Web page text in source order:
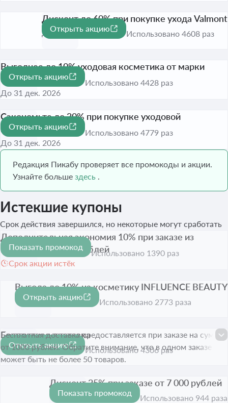
-60%
Дисконт до 60% при покупке ухода Valmont
До 31 дек. 2026
Открыть акцию
Использовано 4608 раз
-10%
Выгоднее до 10% уходовая косметика от марки
ELEMIS
До 31 дек. 2026
Открыть акцию
Использовано 4428 раз
-30%
Сэкономьте до 30% при покупке уходовой
косметики Caudalie
До 31 дек. 2026
Открыть акцию
Использовано 4779 раз
Редакция Пикабу проверяет все промокоды и акции.
Узнайте больше здесь .
Истекшие купоны
Срок действия завершился, но некоторые могут сработать
-10%
Дополнительная экономия 10% при заказе из
подборки от 4000 рублей
Срок акции истёк
Показать промокод
Использовано 1390 раз
-10%
Выгода до 10% на косметику INFLUENCE BEAUTY
Срок акции истёк
Открыть акцию
Использовано 2773 раза
Бесплатная доставка
Срок акции истёк
Бесплатная доставка предоставляется при заказе на сумму
от 1000 рублей. Обратите внимание, что в одном заказе
может быть не более 50 товаров.
Открыть акцию
Использовано 4306 раз
-25%
Дисконт 25% при заказе от 7 000 рублей
Срок акции истёк
Показать промокод
Использовано 944 раза